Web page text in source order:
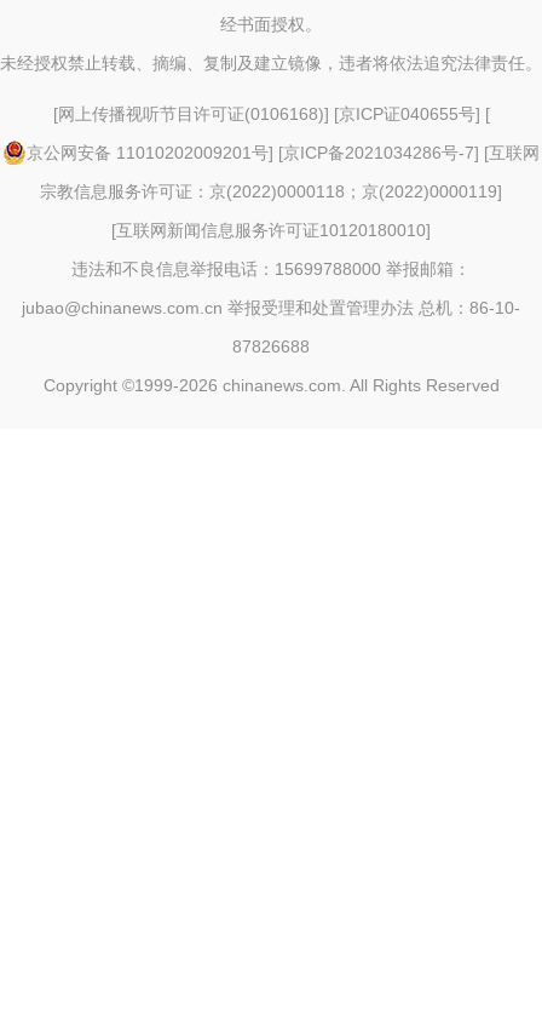
经书面授权。
未经授权禁止转载、摘编、复制及建立镜像，违者将依法追究法律责任。
[网上传播视听节目许可证(0106168)] [京ICP证040655号] [
京公网安备 11010202009201号] [京ICP备2021034286号-7] [互联网
宗教信息服务许可证：京(2022)0000118；京(2022)0000119]
[互联网新闻信息服务许可证10120180010]
违法和不良信息举报电话：15699788000 举报邮箱：
jubao@chinanews.com.cn 举报受理和处置管理办法 总机：86-10-
87826688
Copyright ©1999-2026 chinanews.com. All Rights Reserved